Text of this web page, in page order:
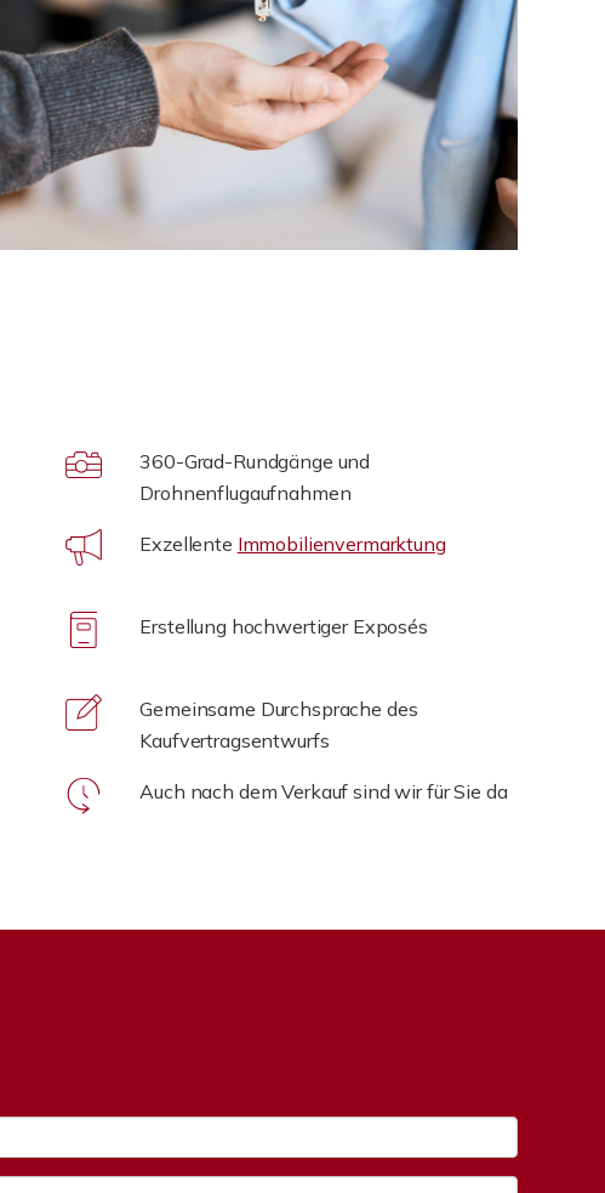
360-Grad-Rundgänge und
Drohnenflugaufnahmen
Exzellente Immobilienvermarktung
Erstellung hochwertiger Exposés
Gemeinsame Durchsprache des
Kaufvertragsentwurfs
Auch nach dem Verkauf sind wir für Sie da